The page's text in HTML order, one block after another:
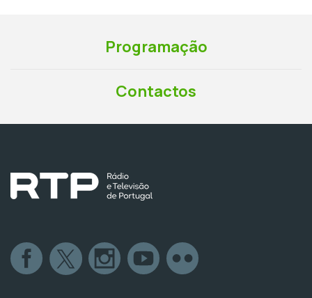
Programação
Contactos